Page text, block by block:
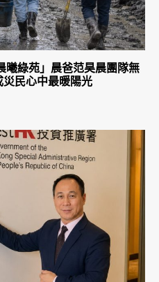
曦綠苑」晨爸范昊晨團隊無
民心中最暖陽光